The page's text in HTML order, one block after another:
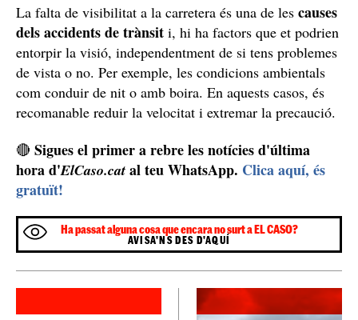
La falta de visibilitat a la carretera és una de les causes
dels accidents de trànsit i, hi ha factors que et podrien
entorpir la visió, independentment de si tens problemes
de vista o no. Per exemple, les condicions ambientals
com conduir de nit o amb boira. En aquests casos, és
recomanable reduir la velocitat i extremar la precaució.
🔴 Sigues el primer a rebre les notícies d'última
hora d'ElCaso.cat al teu WhatsApp. Clica aquí, és
gratuït!
Ha passat alguna cosa que encara no surt a EL CASO?
AVISA'NS DES D'AQUÍ